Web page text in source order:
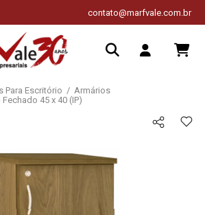
contato@marfvale.com.br
Para Escritório
Armários
45 x 40 (IP)